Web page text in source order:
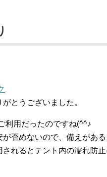
とうございました。
利用だったのですね(^^♪
否めないので、備えがあ
れるとテント内の濡れ防